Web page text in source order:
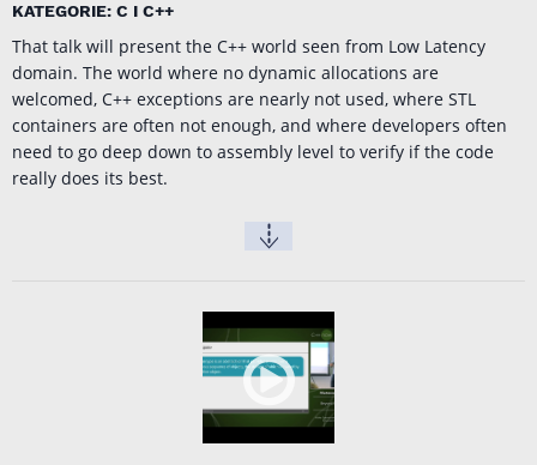
KATEGORIE: C I C++
That talk will present the C++ world seen from Low Latency
domain. The world where no dynamic allocations are
welcomed, C++ exceptions are nearly not used, where STL
containers are often not enough, and where developers often
need to go deep down to assembly level to verify if the code
really does its best.